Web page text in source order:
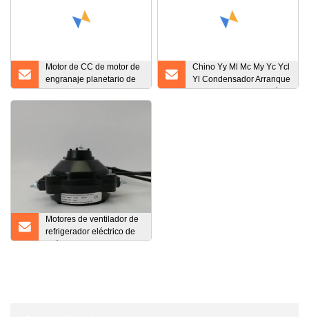
Motor de CC de motor de
engranaje planetario de
12 V CC
Chino Yy Ml Mc My Yc Ycl
Yl Condensador Arranque
Condensador Ejecución
Motores de ventilador de
refrigerador eléctrico de
imán permanente